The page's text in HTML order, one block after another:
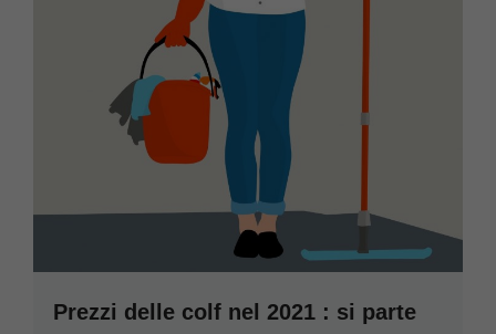
Prezzi delle colf nel 2021 : si parte